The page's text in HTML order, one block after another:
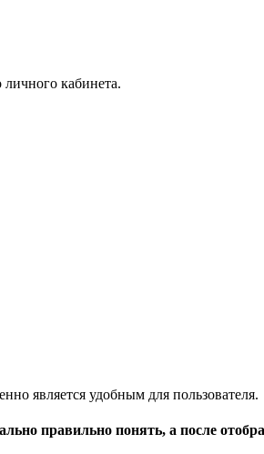
кабинета.
является удобным для пользователя.
правильно понять, а после